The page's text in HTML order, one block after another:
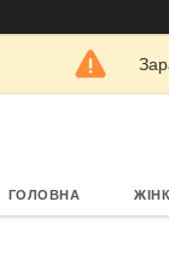
ГОЛОВНА